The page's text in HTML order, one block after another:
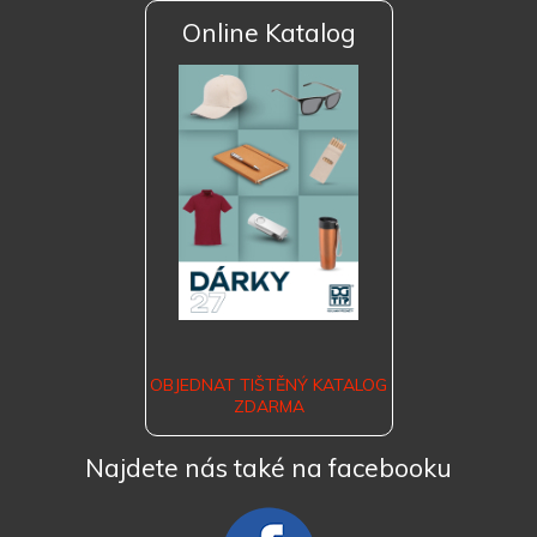
Online Katalog
OBJEDNAT TIŠTĚNÝ KATALOG
ZDARMA
Najdete nás také na facebooku